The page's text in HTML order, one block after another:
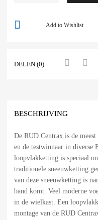
Add to Wishlist
DELEN (0)
BESCHRIJVING
De RUD Centrax is de
en de testwinnaar in diverse
loopvlakketting is speciaal
traditionele sneeuwketting
van deze sneeuwketting is
band komt. Veel moderne
in de wielkast. Een
montage van de RUD